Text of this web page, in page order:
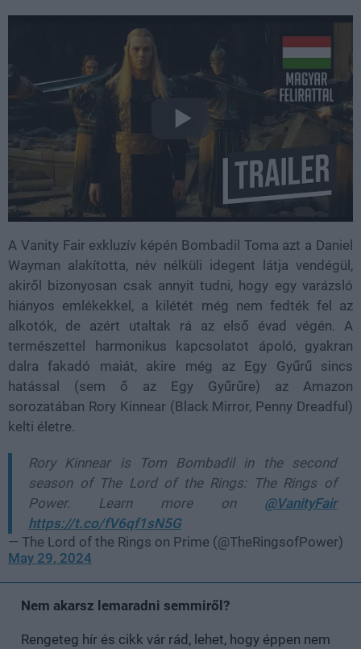
A Vanity Fair exkluzív képén Bombadil Toma azt a Daniel
Wayman alakította, név nélküli idegent látja vendégül,
akiről bizonyosan csak annyit tudni, hogy egy varázsló
hiányos emlékekkel, a kilétét még nem fedték fel az
alkotók, de azért utaltak rá az első évad végén. A
természettel harmonikus kapcsolatot ápoló, gyakran
dalra fakadó maiát, akire még az Egy Gyűrű sincs
hatással (sem ő az Egy Gyűrűre) az Amazon
sorozatában Rory Kinnear (Black Mirror, Penny Dreadful)
kelti életre.
Rory Kinnear is Tom Bombadil in the second
season of The Lord of the Rings: The Rings of
Power. Learn more on @VanityFair
https://t.co/fV6qf1sN5G
— The Lord of the Rings on Prime (@TheRingsofPower)
May 29, 2024
Nem akarsz lemaradni semmiről?
Rengeteg hír és cikk vár rád, lehet, hogy éppen nem